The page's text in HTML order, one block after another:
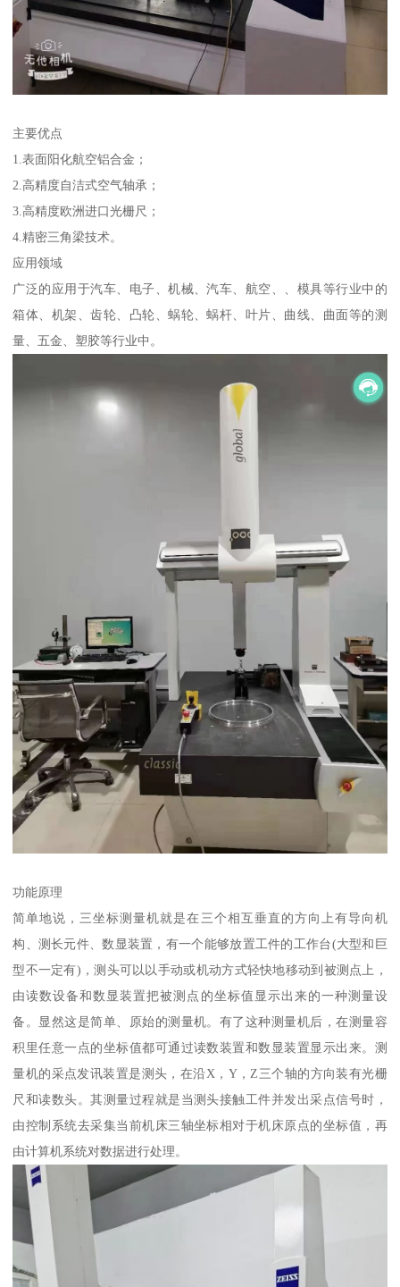
主要优点
1.表面阳化航空铝合金；
2.高精度自洁式空气轴承；
3.高精度欧洲进口光栅尺；
4.精密三角梁技术。
应用领域
广泛的应用于汽车、电子、机械、汽车、航空、、模具等行业中的
箱体、机架、齿轮、凸轮、蜗轮、蜗杆、叶片、曲线、曲面等的测
量、五金、塑胶等行业中。
功能原理
简单地说，三坐标测量机就是在三个相互垂直的方向上有导向机
构、测长元件、数显装置，有一个能够放置工件的工作台(大型和巨
型不一定有)，测头可以以手动或机动方式轻快地移动到被测点上，
由读数设备和数显装置把被测点的坐标值显示出来的一种测量设
备。显然这是简单、原始的测量机。有了这种测量机后，在测量容
积里任意一点的坐标值都可通过读数装置和数显装置显示出来。测
量机的采点发讯装置是测头，在沿X，Y，Z三个轴的方向装有光栅
尺和读数头。其测量过程就是当测头接触工件并发出采点信号时，
由控制系统去采集当前机床三轴坐标相对于机床原点的坐标值，再
由计算机系统对数据进行处理。